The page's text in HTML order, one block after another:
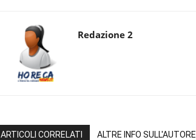
Redazione 2
ARTICOLI CORRELATI ALTRE INFO SULL'AUTORE